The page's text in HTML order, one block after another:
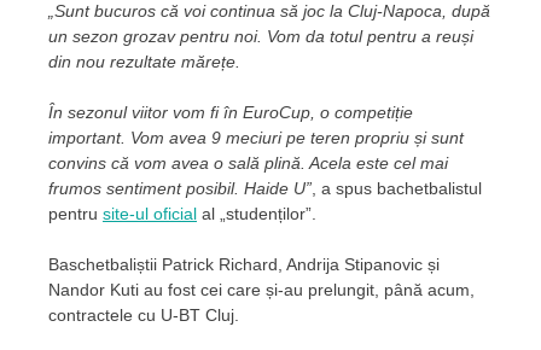
„Sunt bucuros că voi continua să joc la Cluj-Napoca, după
un sezon grozav pentru noi. Vom da totul pentru a reuși
din nou rezultate mărețe.
În sezonul viitor vom fi în EuroCup, o competiție
important. Vom avea 9 meciuri pe teren propriu și sunt
convins că vom avea o sală plină. Acela este cel mai
frumos sentiment posibil. Haide U” , a spus bachetbalistul
pentru site-ul oficial al „studenților”.
Baschetbaliștii Patrick Richard, Andrija Stipanovic și
Nandor Kuti au fost cei care și-au prelungit, până acum,
contractele cu U-BT Cluj.